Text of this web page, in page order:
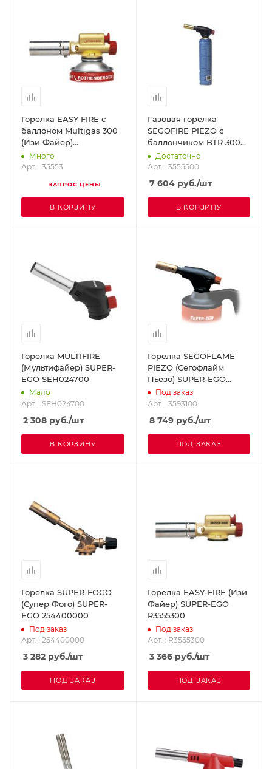
Горелка EASY FIRE с
баллоном Multigas 300
(Изи Файер)
ROTHENBERGER 35553
Много
Арт. : 35553
ЗАПРОС ЦЕНЫ
В КОРЗИНУ
Газовая горелка
SEGOFIRE PIEZO с
баллончиком BTR 300
(Сегофайер Пьезо)
SUPER-EGO 3555500
Достаточно
Арт. : 3555500
7 604руб./шт
В КОРЗИНУ
Горелка MULTIFIRE
(Мультифайер) SUPER-
EGO SEH024700
Мало
Арт. : SEH024700
2 308 руб./шт
В КОРЗИНУ
Горелка SEGOFLAME
PIEZO (Сегофлайм
Пьезо) SUPER-EGO
3593100
Под заказ
Арт. : 3593100
8 749руб./шт
ПОД ЗАКАЗ
Горелка SUPER-FOGO
(Супер Фого) SUPER-
EGO 254400000
Под заказ
Арт. : 254400000
3 282 руб./шт
ПОД ЗАКАЗ
Горелка EASY-FIRE (Изи
Файер) SUPER-EGO
R3555300
Под заказ
Арт. : R3555300
3 366руб./шт
ПОД ЗАКАЗ